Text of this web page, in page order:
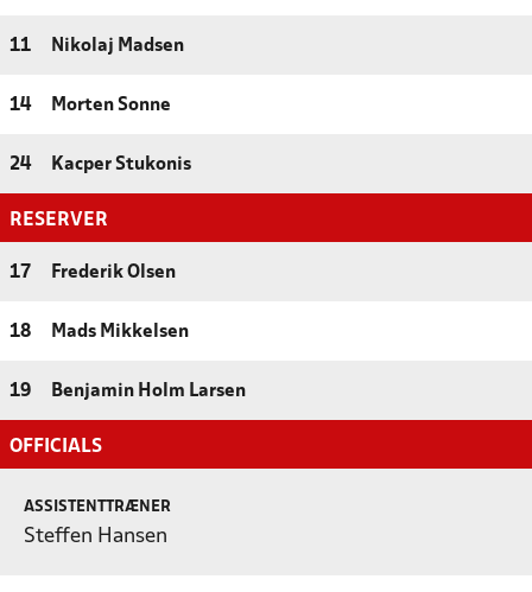
11 Nikolaj Madsen
14 Morten Sonne
24 Kacper Stukonis
RESERVER
17 Frederik Olsen
18 Mads Mikkelsen
19 Benjamin Holm Larsen
OFFICIALS
ASSISTENTTRÆNER
Steffen Hansen